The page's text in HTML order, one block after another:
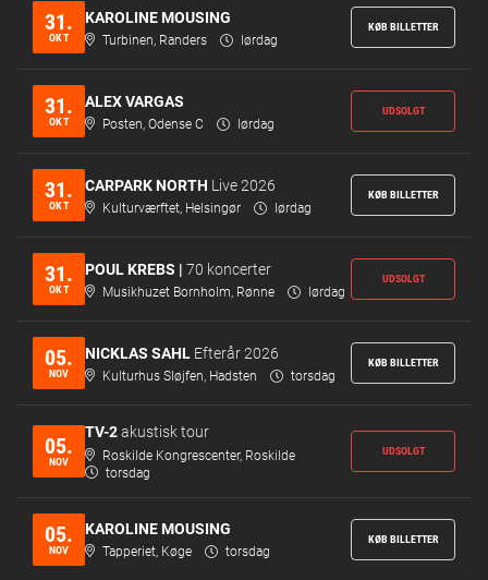
31.
OKT
KAROLINE MOUSING
Turbinen, Randers lørdag
KØB BILLETTER
31.
OKT
ALEX VARGAS
Posten, Odense C lørdag
UDSOLGT
31.
OKT
CARPARK NORTH Live 2026
Kulturværftet, Helsingør lørdag
KØB BILLETTER
31.
OKT
POUL KREBS | 70 koncerter
Musikhuzet Bornholm, Rønne lørdag
UDSOLGT
05.
NOV
NICKLAS SAHL Efterår 2026
Kulturhus Sløjfen, Hadsten torsdag
KØB BILLETTER
05.
NOV
TV-2akustisk tour
Roskilde Kongrescenter, Roskilde
torsdag
UDSOLGT
05.
NOV
KAROLINE MOUSING
Tapperiet, Køge torsdag
KØB BILLETTER